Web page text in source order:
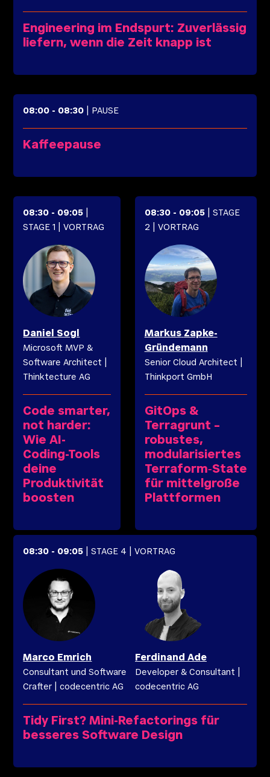
Engineering im Endspurt: Zuverlässig
liefern, wenn die Zeit knapp ist
08:00 - 08:30 | PAUSE
Kaffeepause
08:30 - 09:05
STAGE 1
| VORTRAG
Daniel Sogl
Microsoft MVP &
Software Architect
Thinktecture AG
Code smarter,
not harder:
Wie AI-
Coding-Tools
deine
Produktivität
boosten
08:30- 09:05| STAGE
2 | VORTRAG
Markus Zapke-
Gründemann
Senior Cloud Architect
Thinkport GmbH
GitOps &
Terragrunt –
robustes,
modularisiertes
Terraform‑State
für mittelgroße
Plattformen
08:30 - 09:05 | STAGE 4 | VORTRAG
Marco Emrich
Consultant und Software
Crafter |codecentric AG
Ferdinand Ade
Developer & Consultant
codecentric AG
Tidy First? Mini-Refactorings für
besseres Software Design